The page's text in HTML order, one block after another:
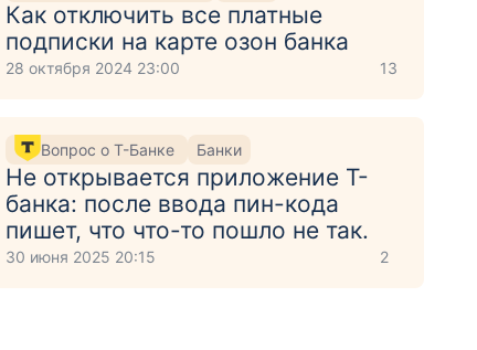
Как отключить все платные
подписки на карте озон банка
28 октября 2024 23:00 13
Вопрос о Т-Банке Банки
Не открывается приложение Т-
банка: после ввода пин-кода
пишет, что что-то пошло не так.
30 июня 2025 20:15 2